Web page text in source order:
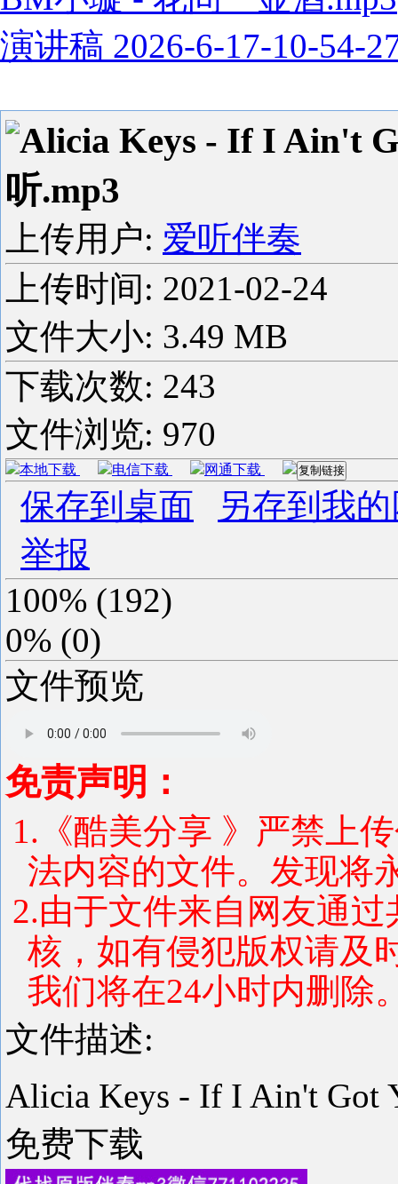
演讲稿 2026-6-17-10-54-
Alicia Keys - If I Ain't
听.mp3
上传用户: 爱听伴奏
上传时间: 2021-02-24
文件大小: 3.49 MB
下载次数: 243
文件浏览: 970
本地下载 电信下载 网通下载 复制链接
保存到桌面
另存到我
举报
100% (192)
0% (0)
文件预览
免责声明：
1.《酷美分享 》严禁上
法内容的文件。发现将
2.由于文件来自网友通
核，如有侵犯版权请及
我们将在24小时内删除
文件描述:
Alicia Keys - If I Ain't Got
免费下载